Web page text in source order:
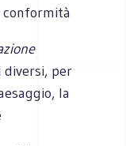
conformità
diversi, per
la